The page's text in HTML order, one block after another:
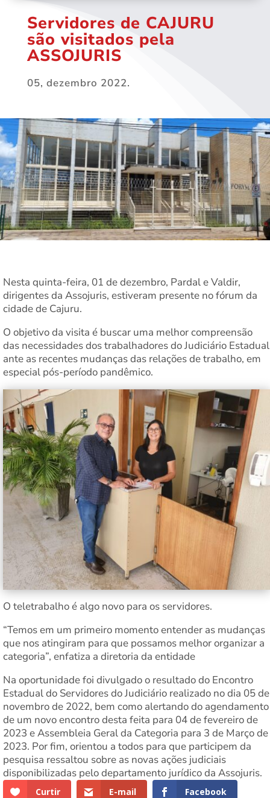
Servidores de CAJURU
são visitados pela
ASSOJURIS
05, dezembro 2022.
Nesta quinta-feira, 01 de dezembro, Pardal e Valdir,
dirigentes da Assojuris, estiveram presente no fórum da
cidade de Cajuru.
O objetivo da visita é buscar uma melhor compreensão
das necessidades dos trabalhadores do Judiciário Estadual
ante as recentes mudanças das relações de trabalho, em
especial pós-período pandêmico.
O teletrabalho é algo novo para os servidores.
“Temos em um primeiro momento entender as mudanças
que nos atingiram para que possamos melhor organizar a
categoria”, enfatiza a diretoria da entidade
Na oportunidade foi divulgado o resultado do Encontro
Estadual do Servidores do Judiciário realizado no dia 05 de
novembro de 2022, bem como alertando do agendamento
de um novo encontro desta feita para 04 de fevereiro de
2023 e Assembleia Geral da Categoria para 3 de Março de
2023. Por fim, orientou a todos para que participem da
pesquisa ressaltou sobre as novas ações judiciais
disponibilizadas pelo departamento jurídico da Assojuris.
Curtir E-mail Facebook